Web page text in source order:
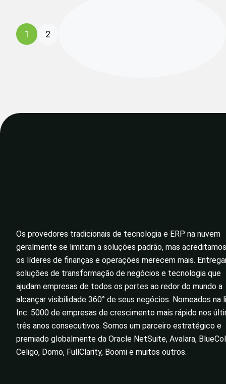
1 2
Os provedores tradicionais de tecnologia e ERP na nuvem
geralmente se limitam a soluções padrão, mas
os líderes de finanças e operações merecem mais.
soluções de transformação de negócios e tecnologia que
ajudam empresas de todos os portes ao redor do mundo a
alcançar visibilidade 360° de seus negócios. Nomeados na
Inc. 5000 de empresas de crescimento mais rápido nos
três anos consecutivos. Somos um parceiro estratégico e
premiado globalmente da Oracle NetSuite, Avalara,
Celigo, Domo, FullClarity, Boomi e muitos outros.